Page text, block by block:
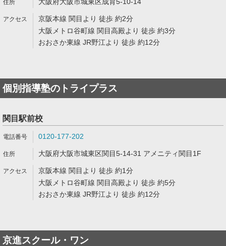
京阪本線 関目より 徒歩 約2分
大阪メトロ谷町線 関目高殿より 徒歩 約3分
おおさか東線 JR野江より 徒歩 約12分
個別指導塾のトライプラス
関目駅前校
0120-177-202
大阪府大阪市城東区関目5-14-31 アメニティ関目1F
京阪本線 関目より 徒歩 約1分
大阪メトロ谷町線 関目高殿より 徒歩 約5分
おおさか東線 JR野江より 徒歩 約12分
京進スクール・ワン